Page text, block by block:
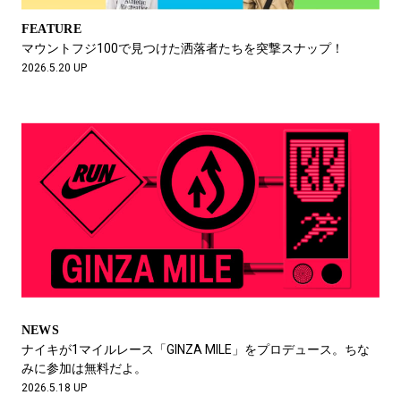
FEATURE
マウントフジ100で見つけた洒落者たちを突撃スナップ！
2026.5.20 UP
NEWS
ナイキが1マイルレース「GINZA MILE」をプロデュース。ちな
みに参加は無料だよ。
2026.5.18 UP